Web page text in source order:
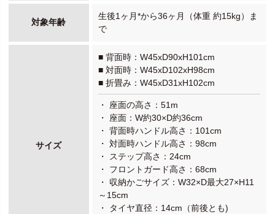
対象年齢
生後1ヶ月*から36ヶ月（体重 約15kg）ま
で
サイズ
■ 背面時：W45xD90xH101cm
■ 対面時：W45xD102xH98cm
■ 折畳み：W45xD31xH102cm
・ 座面の高さ：51m
・ 座面：W約30×D約36cm
・ 背面時ハンドル高さ：101cm
・ 対面時ハンドル高さ：98cm
・ ステップ高さ：24cm
・ フロントガード高さ：68cm
・ 収納かごサイズ：W32×D最大27×H11
～15cm
・ タイヤ直径：14cm（前後とも)